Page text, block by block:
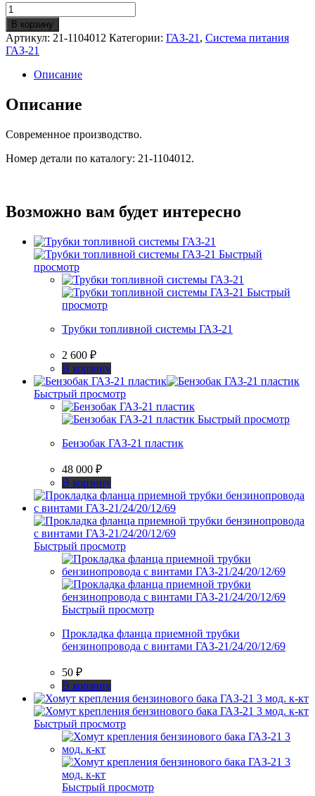
Количество
Трубка
приемная
бензинопровода
с
фильтром
сборе
ГАЗ-21
В корзину
Артикул: 21-1104012 Категории: ГАЗ-21 , Система питания
ГАЗ-21
Описание
Описание
Современное производство.
Номер детали по каталогу: 21-1104012.
Возможно вам будет интересно
Быстрый
просмотр
Быстрый
просмотр
Трубки топливной системы ГАЗ-21
2 600 ₽
В корзину
Быстрый просмотр
Быстрый просмотр
Бензобак ГАЗ-21 пластик
48 000 ₽
В корзину
Быстрый просмотр
Быстрый просмотр
Прокладка фланца приемной трубки
бензинопровода с винтами ГАЗ-21/24/20/12/69
50 ₽
В корзину
Быстрый просмотр
Быстрый просмотр